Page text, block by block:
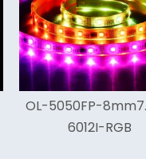
統合 15W 14MM
ルーメン Led ライ